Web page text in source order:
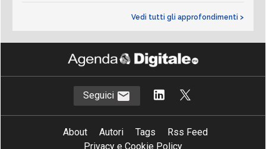
Vedi tutti gli approfondimenti >
Seguici
About Autori Tags
Rss Feed
Privacy e Cookie Policy